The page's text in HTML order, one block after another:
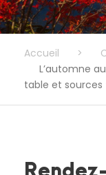
Accueil >
L’automne
table et